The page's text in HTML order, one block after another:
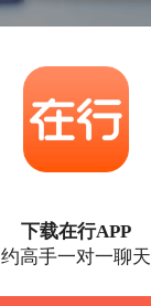
下载在行APP
约高手一对一聊天